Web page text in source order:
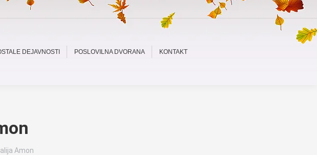
DEJAVNOSTI POSLOVILNA DVORANA KONTAKT
Amon